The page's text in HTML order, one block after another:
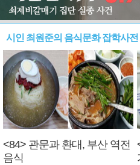
시인 최원준의 음식문화 잡학사전
<84> 관문과 환대, 부산 역전
음식